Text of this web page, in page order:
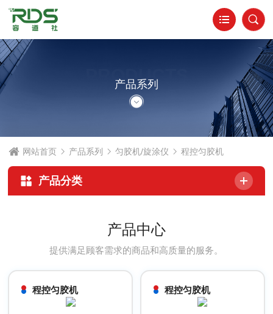
PRODUCTS
产品系列
网站首页 产品系列 匀胶机/旋涂仪 程控匀胶机
产品分类
产品中心
提供满足顾客需求的商品和高质量的服务。
程控匀胶机 程控匀胶机